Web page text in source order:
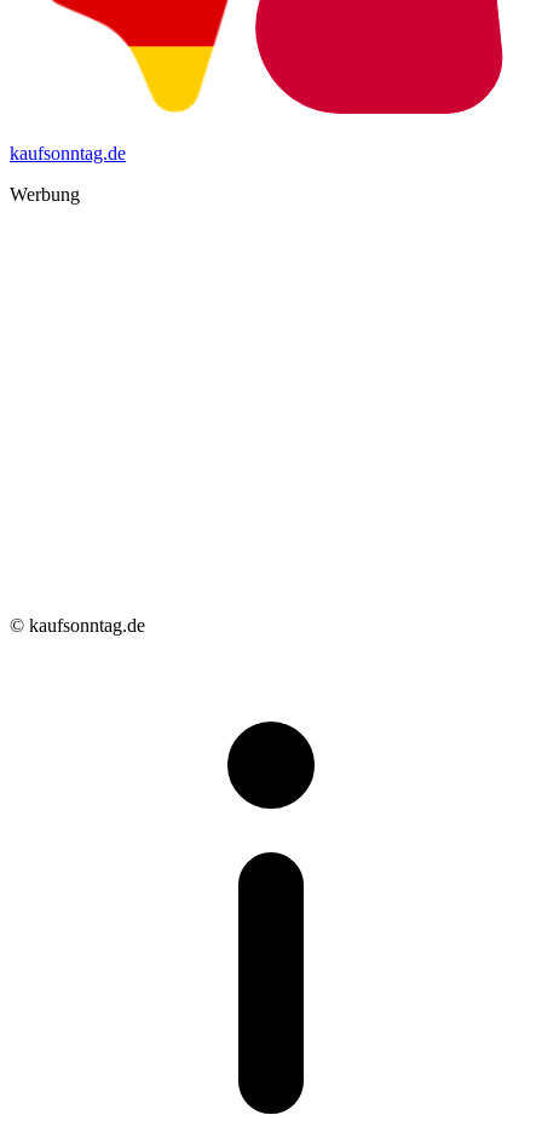
kaufsonntag.de
Werbung
© kaufsonntag.de